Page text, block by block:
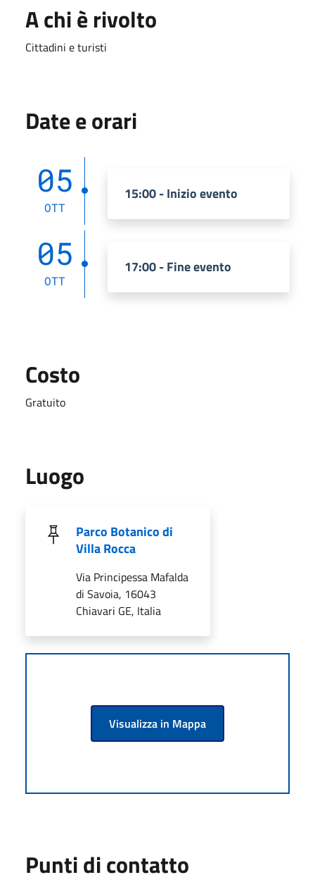
A chi è rivolto
Cittadini e turisti
Date e orari
05
OTT
15:00 - Inizio evento
05
OTT
17:00 - Fine evento
Costo
Gratuito
Luogo
Parco Botanico di
Villa Rocca
Via Principessa Mafalda
di Savoia, 16043
Chiavari GE, Italia
Visualizza in Mappa
Punti di contatto